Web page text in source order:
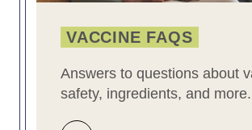
VACCINE FAQS
Answers to questions about
safety, ingredients, and more.